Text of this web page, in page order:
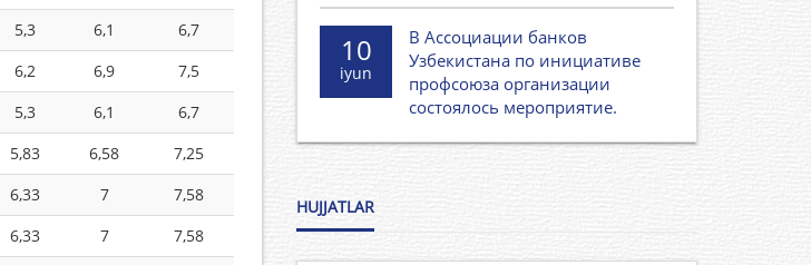
5,3 6,1
6,7
6,2 6,9
7,5
5,3 6,1
6,7
5,83 6,58
7,25
6,33 7
7,58
6,33 7
7,58
10
iyun
В Ассоциации банков
Узбекистана по инициативе
профсоюза организации
состоялось мероприятие.
HUJJATLAR